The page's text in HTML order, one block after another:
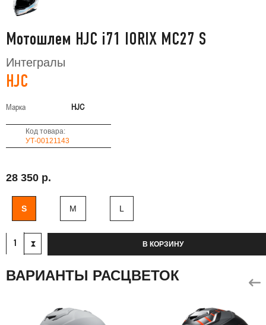
Мотошлем HJC i71 IORIX MC27 S
Интегралы
HJC
Марка HJC
Код товара:
УТ-00121143
28 350 р.
S M L
В КОРЗИНУ
ВАРИАНТЫ РАСЦВЕТОК